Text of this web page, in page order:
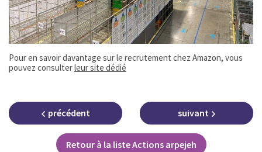
Pour en savoir davantage sur le recrutement chez Amazon, vous
pouvez consulterleur site dédié
précédent
Retour à la liste Actions arpejeh
suivant